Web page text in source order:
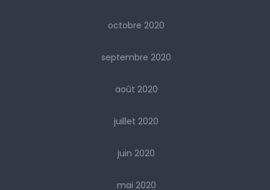
octobre 2020
septembre 2020
août 2020
juillet 2020
juin 2020
mai 2020